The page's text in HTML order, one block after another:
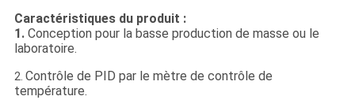
Caractéristiques du produit :
1. Conception pour la basse production de masse ou le
laboratoire.
2. Contrôle de PID par le mètre de contrôle de
température.